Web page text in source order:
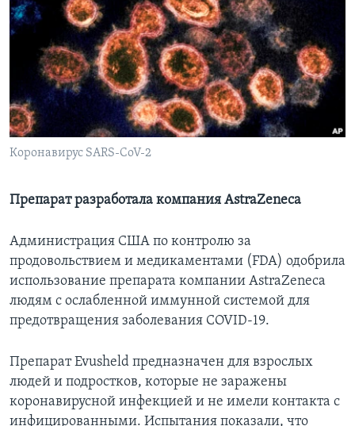
Learning English
СОЦИАЛЬНЫЕ СЕТИ
Коронавирус SARS-CoV-2
Препарат разработала компания AstraZeneca
Администрация США по контролю за
продовольствием и медикаментами (FDA) одобрила
использование препарата компании AstraZeneca
людям с ослабленной иммунной системой для
предотвращения заболевания COVID-19.
Препарат Evusheld предназначен для взрослых
людей и подростков, которые не заражены
коронавирусной инфекцией и не имели контакта с
инфицированными. Испытания показали, что